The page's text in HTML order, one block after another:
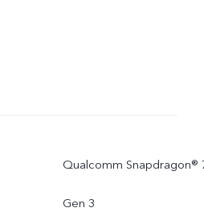
Qualcomm Snapdragon®
Gen 3